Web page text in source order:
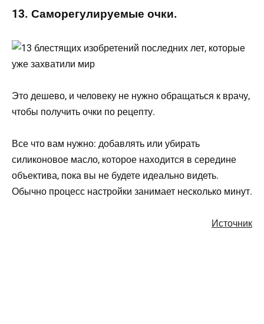
13. Саморегулируемые очки.
Это дешево, и человеку не нужно обращаться к врачу,
чтобы получить очки по рецепту.
Все что вам нужно: добавлять или убирать
силиконовое масло, которое находится в середине
объектива, пока вы не будете идеально видеть.
Обычно процесс настройки занимает несколько минут.
Источник